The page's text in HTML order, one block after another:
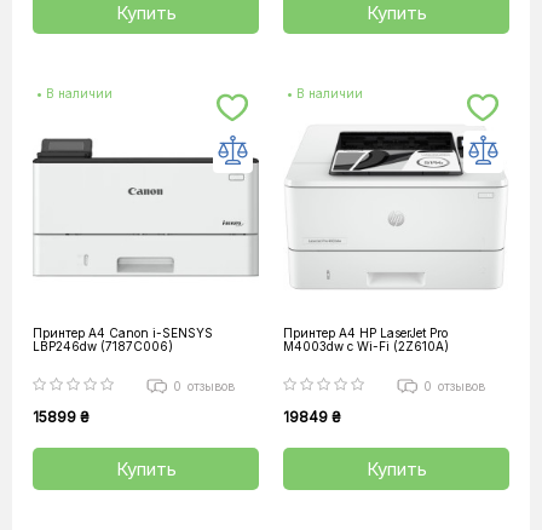
Купить Купить
• В наличии
Принтер А4 Canon i-SENSYS
LBP246dw (7187C006)
0 отзывов
15899 ₴
Купить
• В наличии
Принтер А4 HP LaserJet Pro
M4003dw c Wi-Fi (2Z610A)
0 отзывов
19849 ₴
Купить